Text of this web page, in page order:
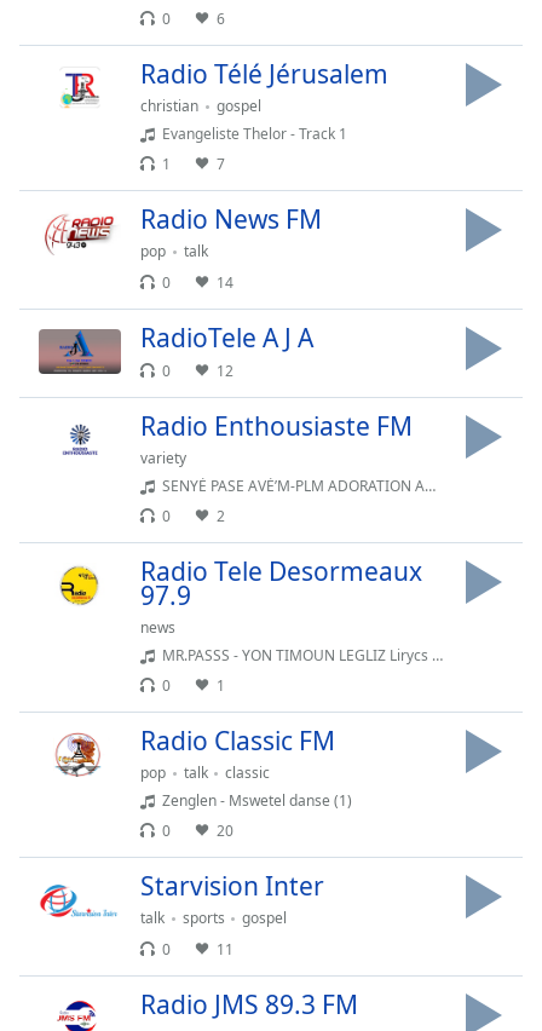
Chapters
off,
selected
subtitles
settings
opens
subtitles
settings
selected
Picture
Fullscreen
dialog
window.
0
6
Radio Télé Jérusalem
christian
gospel
Evangeliste Thelor - Track 1
1
7
Radio News FM
pop
talk
0
14
RadioTele A J A
0 12
Radio Enthousiaste FM
variety
SENYÈ PASE AVÈ’M-PLM ADORATION ADORATION LOUANGE BÉNIES 2025 FULL VIDEO (128k)
0
2
Radio Tele Desormeaux
97.9
news
MR.PASSS - YON TIMOUN LEGLIZ Lirycs video (128k)
0
1
Radio Classic FM
pop talk
classic
Zenglen - Mswetel danse (1)
0
20
Starvision Inter
talk sports
gospel
0
11
Radio JMS 89.3 FM